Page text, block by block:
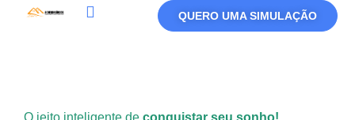
QUERO UMA SIMULAÇÃO
O jeito inteligente de conquistar seu sonho!